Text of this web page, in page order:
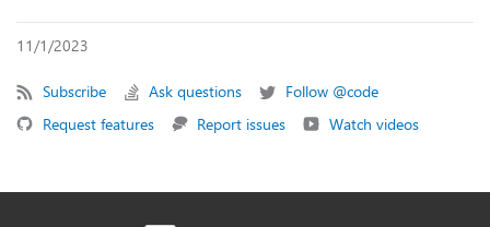
p
g
w
h
g
w
n
11/1/2023
Subscribe Ask questions
Follow @code
Request features
Report issues Watch videos